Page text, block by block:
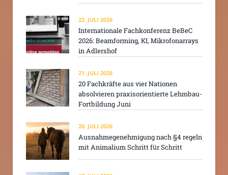
22. JULI 2026
Internationale Fachkonferenz BeBeC
2026: Beamforming, KI, Mikrofonarrays
in Adlershof
21. JULI 2026
20 Fachkräfte aus vier Nationen
absolvieren praxisorientierte Lehmbau-
Fortbildung Juni
20. JULI 2026
Ausnahmegenehmigung nach §4 regeln
mit Animalium Schritt für Schritt